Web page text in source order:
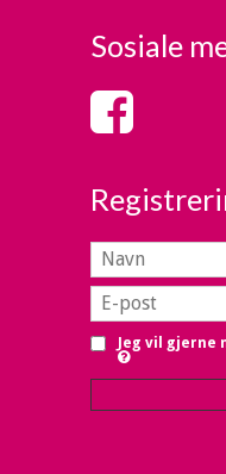
Sosiale
Jeg vil gjerne